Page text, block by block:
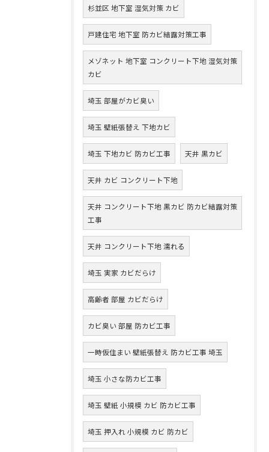
杉並区 地下室 湿気対策 カビ
戸建住宅 地下室 防カビ結露対策工事
メゾネット 地下室 コンクリート下地 湿気対策
カビ
埼玉 部屋がカビ臭い
埼玉 壁紙張替え 下地カビ
埼玉 下地カビ 防カビ工事 天井 黒カビ
天井 カビ コンクリート下地
天井 コンクリート下地 黒カビ 防カビ結露対策
工事
天井 コンクリート下地 濡れる
埼玉 実家 カビだらけ
高齢者 部屋 カビだらけ
カビ臭い 部屋 防カビ工事
一時仮住まい 壁紙張替え 防カビ工事 埼玉
埼玉 小さな防カビ工事
埼玉 壁紙 小規模 カビ 防カビ工事
埼玉 押入れ 小規模 カビ 防カビ